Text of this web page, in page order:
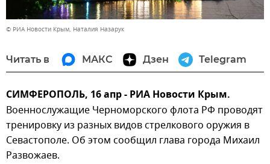
© РИА Новости Крым, Наталия Назарук
Читать в МАКС Дзен Telegram
СИМФЕРОПОЛЬ, 16 апр - РИА Новости Крым.
Военнослужащие Черноморского флота РФ проводят
тренировку из разных видов стрелкового оружия в
Севастополе. Об этом сообщил глава города Михаил
Развожаев.